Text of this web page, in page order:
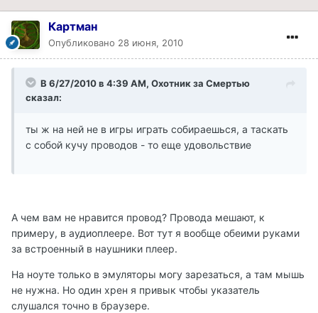
Картман
Опубликовано 28 июня, 2010
В 6/27/2010 в 4:39 AM, Охотник за Смертью
сказал:
ты ж на ней не в игры играть собираешься, а таскать
с собой кучу проводов - то еще удовольствие
А чем вам не нравится провод? Провода мешают, к
примеру, в аудиоплеере. Вот тут я вообще обеими руками
за встроенный в наушники плеер.
На ноуте только в эмуляторы могу зарезаться, а там мышь
не нужна. Но один хрен я привык чтобы указатель
слушался точно в браузере.